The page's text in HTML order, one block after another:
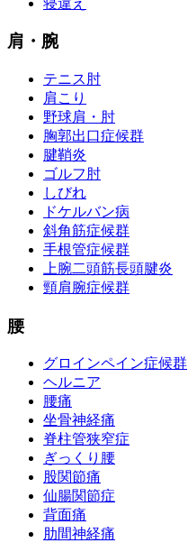
肩・腕
テニス肘
肩こり
野球肩・肘
胸郭出口症候群
腱鞘炎
ゴルフ肘
しびれ
ドケルバン病
斜角筋症候群
手根管症候群
上腕二頭筋長頭腱炎
頸肩腕症候群
腰
グロインペイン症候群
ヘルニア
腰痛
坐骨神経痛
脊柱管狭窄症
ぎっくり腰
股関節痛
仙腸関節症
背面痛
肋間神経痛